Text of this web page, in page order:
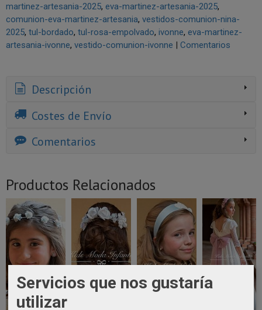
martinez-artesania-2025 eva-martinez-artesania-2025
comunion-eva-martinez-artesania vestidos-comunion-nina-
2025 tul-bordado tul-rosa-empolvado ivonne eva-martinez-
artesania-ivonne vestido-comunion-ivonne | Comentarios
Descripción
Costes de Envío
Comentarios
Productos Relacionados
Servicios que nos gustaría
utilizar